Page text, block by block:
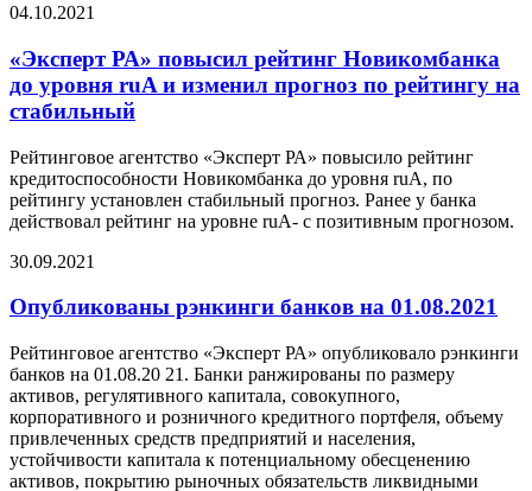
04.10.2021
«Эксперт РА» повысил рейтинг Новикомбанка
до уровня ruA и изменил прогноз по рейтингу на
стабильный
Рейтинговое агентство «Эксперт РА» повысило рейтинг
кредитоспособности Новикомбанка до уровня ruА, по
рейтингу установлен стабильный прогноз. Ранее у банка
действовал рейтинг на уровне ruА- с позитивным прогнозом.
30.09.2021
Опубликованы рэнкинги банков на 01.08.2021
Рейтинговое агентство «Эксперт РА» опубликовало рэнкинги
банков на 01.08.20 21. Банки ранжированы по размеру
активов, регулятивного капитала, совокупного,
корпоративного и розничного кредитного портфеля, объему
привлеченных средств предприятий и населения,
устойчивости капитала к потенциальному обесценению
активов, покрытию рыночных обязательств ликвидными